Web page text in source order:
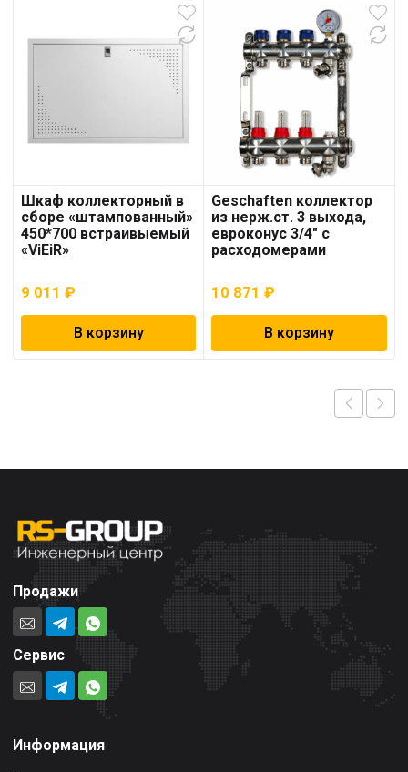
Шкаф коллекторный в
сборе «штампованный»
450*700 встраивыемый
«ViEiR»
9 011 ₽
В корзину
Geschaften коллектор
из нерж.ст. 3 выхода,
евроконус 3/4″ с
расходомерами
10 871₽
В корзину
Продажи
Сервис
Информация